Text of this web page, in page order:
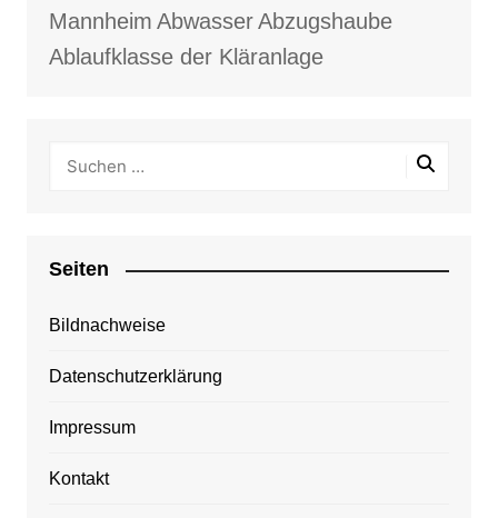
Mannheim AbwasserAbzugshaube
Ablaufklasse der Kläranlage
Seiten
Bildnachweise
Datenschutzerklärung
Impressum
Kontakt